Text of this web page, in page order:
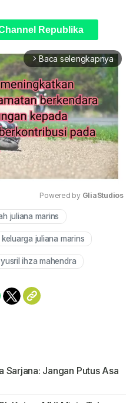
Republika
arrow_forward_ios Baca selengkapnya
Powered by GliaStudios
juliana marins
keluarga juliana marins
yusril ihza mahendra
Sarjana: Jangan Putus Asa